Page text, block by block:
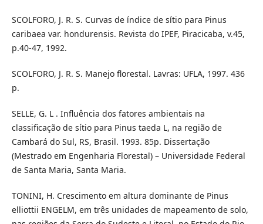
SCOLFORO, J. R. S. Curvas de índice de sítio para Pinus
caribaea var. hondurensis. Revista do IPEF, Piracicaba, v.45,
p.40-47, 1992.
SCOLFORO, J. R. S. Manejo florestal. Lavras: UFLA, 1997. 436
p.
SELLE, G. L . Influência dos fatores ambientais na
classificação de sítio para Pinus taeda L, na região de
Cambará do Sul, RS, Brasil. 1993. 85p. Dissertação
(Mestrado em Engenharia Florestal) – Universidade Federal
de Santa Maria, Santa Maria.
TONINI, H. Crescimento em altura dominante de Pinus
elliottii ENGELM, em três unidades de mapeamento de solo,